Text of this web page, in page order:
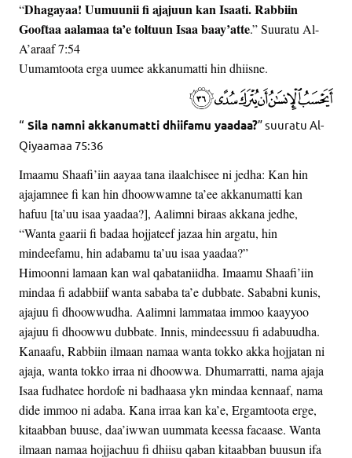
“Dhagayaa! Uumuunii fi ajajuun kan Isaati. Rabbiin
Gooftaa aalamaa ta’e toltuun Isaa baay’atte.” Suuratu Al-
A’araaf 7:54
Uumamtoota erga uumee akkanumatti hin dhiisne.
“ Sila namni akkanumatti dhiifamu yaadaa?” suuratu Al-
Qiyaamaa 75:36
Imaamu Shaafi’iin aayaa tana ilaalchisee ni jedha: Kan hin
ajajamnee fi kan hin dhoowwamne ta’ee akkanumatti kan
hafuu [ta’uu isaa yaadaa?], Aalimni biraas akkana jedhe,
“Wanta gaarii fi badaa hojjateef jazaa hin argatu, hin
mindeefamu, hin adabamu ta’uu isaa yaadaa?”
Himoonni lamaan kan wal qabataniidha. Imaamu Shaafi’iin
mindaa fi adabbiif wanta sababa ta’e dubbate. Sababni kunis,
ajajuu fi dhoowwudha. Aalimni lammataa immoo kaayyoo
ajajuu fi dhoowwu dubbate. Innis, mindeessuu fi adabuudha.
Kanaafu, Rabbiin ilmaan namaa wanta tokko akka hojjatan ni
ajaja, wanta tokko irraa ni dhoowwa. Dhumarratti, nama ajaja
Isaa fudhatee hordofe ni badhaasa ykn mindaa kennaaf, nama
dide immoo ni adaba. Kana irraa kan ka’e, Ergamtoota erge,
kitaabban buuse, daa’iwwan uummata keessa facaase. Wanta
ilmaan namaa hojjachuu fi dhiisu qaban kitaabban buusun ifa